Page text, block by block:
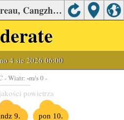
Renqiu National Land Bureau, Cangzhou Jakość powietrza.
4 sie 2026 06:00
- Wiatr: -m/s 0 -
powietrza
ndz 9. pon 10.